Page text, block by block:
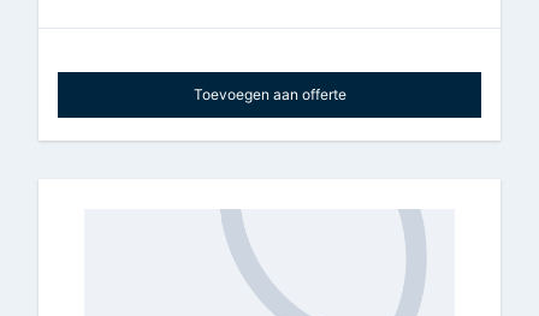
Toevoegen aan offerte